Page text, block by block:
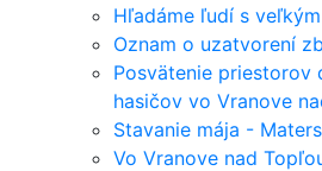
Hľadáme ľudí s
Oznam o uzatvorení
Posvätenie priestorov
hasičov vo Vranove
Stavanie mája -
Vo Vranove nad